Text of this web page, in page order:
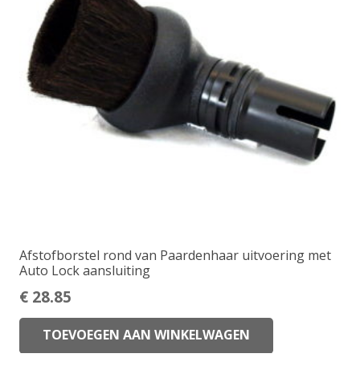
Afstofborstel rond van Paardenhaar uitvoering met
Auto Lock aansluiting
€ 28.85
TOEVOEGEN AAN WINKELWAGEN